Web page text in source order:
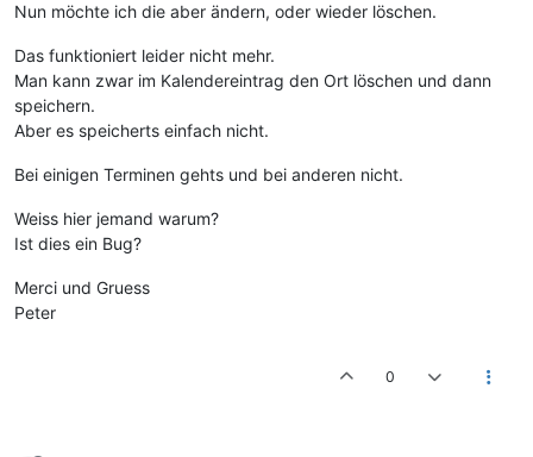
Nun möchte ich die aber ändern, oder wieder löschen.
Das funktioniert leider nicht mehr.
Man kann zwar im Kalendereintrag den Ort löschen und dann
speichern.
Aber es speicherts einfach nicht.
Bei einigen Terminen gehts und bei anderen nicht.
Weiss hier jemand warum?
Ist dies ein Bug?
Merci und Gruess
Peter
0